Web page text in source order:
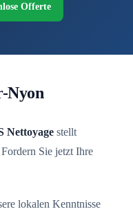
Offerte
Nyon
Nettoyage stellt
Sie jetzt Ihre
lokalen Kenntnisse